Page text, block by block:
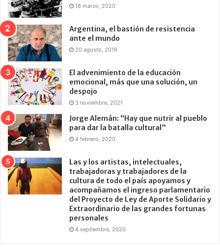
18 marzo, 2020
Argentina, el bastión de resistencia
ante el mundo
20 agosto, 2019
El advenimiento de la educación
emocional, más que una solución, un
despojo
3 noviembre, 2021
Jorge Alemán: “Hay que nutrir al pueblo
para dar la batalla cultural”
4 febrero, 2020
Las y los artistas, intelectuales,
trabajadoras y trabajadores de la
cultura de todo el país apoyamos y
acompañamos el ingreso parlamentario
del Proyecto de Ley de Aporte Solidario y
Extraordinario de las grandes fortunas
personales
4 septiembre, 2020